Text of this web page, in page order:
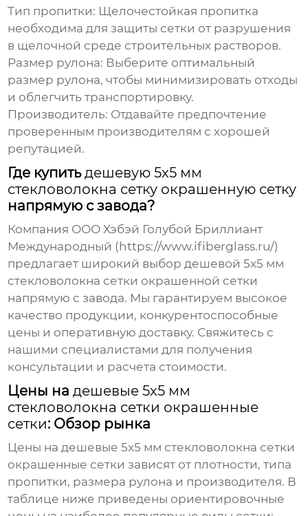
Тип пропитки: Щелочестойкая пропитка
необходима для защиты сетки от разрушения
в щелочной среде строительных растворов.
Размер рулона: Выберите оптимальный
размер рулона, чтобы минимизировать отходы
и облегчить транспортировку.
Производитель: Отдавайте предпочтение
проверенным производителям с хорошей
репутацией.
Где купитьдешевую 5x5 мм
стекловолокна сетку окрашенную сетку
напрямую с завода?
Компания ООО Хэбэй Голубой Бриллиант
Международный ( https://www.ifiberglass.ru/)
предлагает широкий выбордешевой 5x5 мм
стекловолокна сетки окрашенной сетки
напрямую с завода. Мы гарантируем высокое
качество продукции, конкурентоспособные
цены и оперативную доставку. Свяжитесь с
нашими специалистами для получения
консультации и расчета стоимости.
Цены надешевые 5x5 мм
стекловолокна сетки окрашенные
сетки: Обзор рынка
Цены надешевые 5x5 мм стекловолокна сетки
окрашенные сетки зависят от плотности, типа
пропитки, размера рулона и производителя. В
таблице ниже приведены ориентировочные